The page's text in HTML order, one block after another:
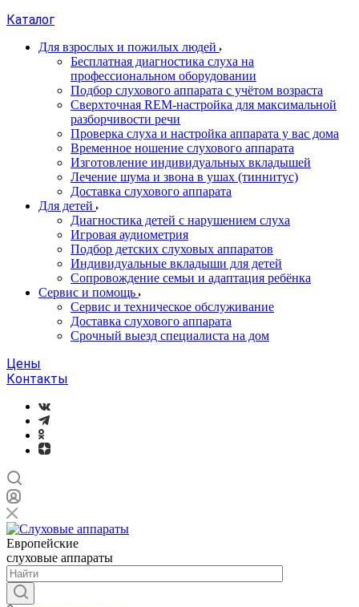
Каталог
Для взрослых и пожилых людей
Бесплатная диагностика слуха на
профессиональном оборудовании
Подбор слухового аппарата с учётом возраста
Сверхточная REM-настройка для максимальной
разборчивости речи
Проверка слуха и настройка аппарата у вас дома
Временное ношение слухового аппарата
Изготовление индивидуальных вкладышей
Лечение шума и звона в ушах (тиннитус)
Доставка слухового аппарата
Для детей
Диагностика детей с нарушением слуха
Игровая аудиометрия
Подбор детских слуховых аппаратов
Индивидуальные вкладыши для детей
Сопровождение семьи и адаптация ребёнка
Сервис и помощь
Сервис и техническое обслуживание
Доставка слухового аппарата
Срочный выезд специалиста на дом
Цены
Контакты
Европейские
слуховые аппараты